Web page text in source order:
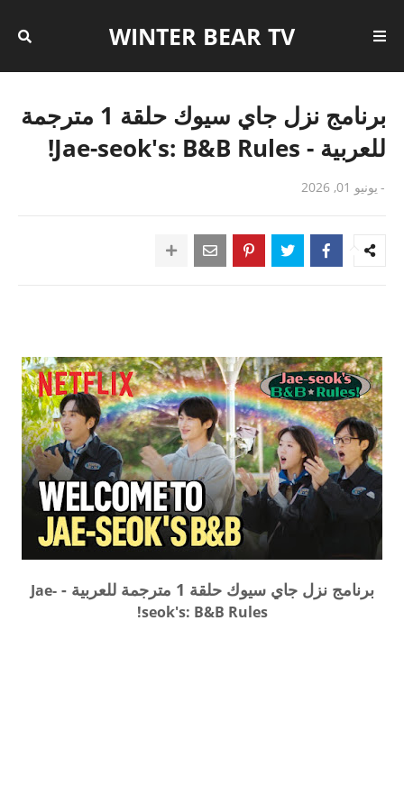
WINTER BEAR TV
برنامج نزل جاي سيوك حلقة 1 مترجمة
للعربية - Jae-seok's: B&B Rules!
- يونيو 01, 2026
برنامج نزل جاي سيوك حلقة 1 مترجمة للعربية -
Jae-
seok's: B&B Rules!